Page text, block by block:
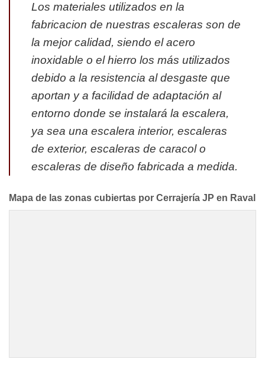
Los materiales utilizados en la
fabricacion de nuestras escaleras son de
la mejor calidad, siendo el acero
inoxidable o el hierro los más utilizados
debido a la resistencia al desgaste que
aportan y a facilidad de adaptación al
entorno donde se instalará la escalera,
ya sea una escalera interior, escaleras
de exterior, escaleras de caracol o
escaleras de diseño fabricada a medida.
Mapa de las zonas cubiertas por Cerrajería JP en Raval